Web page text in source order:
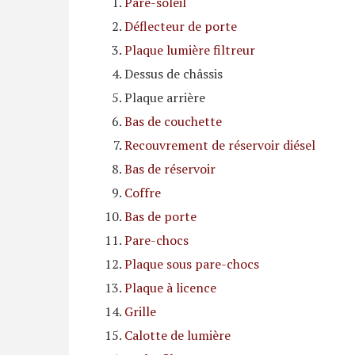
Déflecteur de porte
Plaque lumière filtreur
Dessus de châssis
Plaque arrière
Bas de couchette
Recouvrement de réservoir diésel
Bas de réservoir
Coffre
Bas de porte
Pare-chocs
Plaque sous pare-chocs
Plaque à licence
Grille
Calotte de lumière